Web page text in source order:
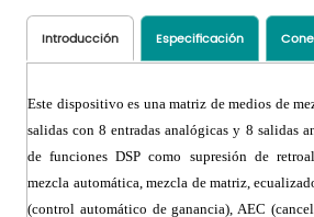
computadora y la función de control
interfaz de red para el control de
computadora y la función de control
de múltiples dispositivos
la conexión de red. Con 8 puertos
una pantalla LCD, lo que le permite
gama de funciones como el nombre
ajustes preestablecidos del
Introducción Especificación
Este dispositivo es una matriz de medios de
salidas con 8 entradas analógicas y 8 salidas
de funciones DSP como supresión de
mezcla automática, mezcla de matriz,
(control automático de ganancia), AEC